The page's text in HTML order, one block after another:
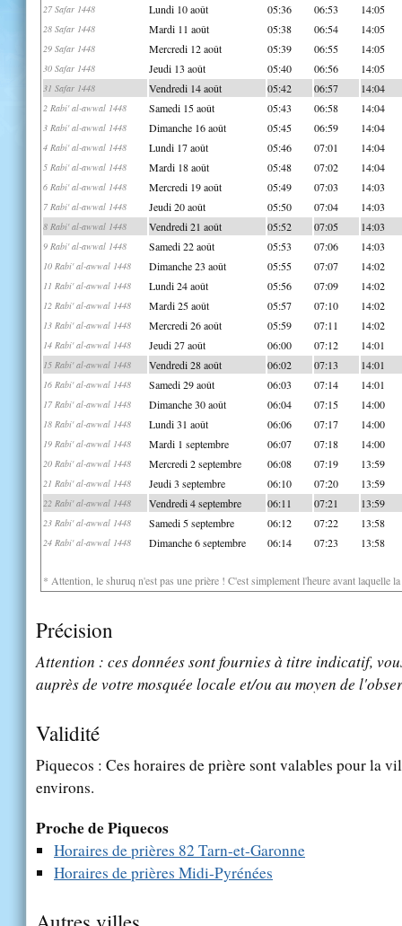
27 Safar 1448 Lundi 10 août 05:36 06:53 14:05
28 Safar 1448 Mardi 11 août 05:38 06:54 14:05
29 Safar 1448 Mercredi 12 août 05:39 06:55 14:05
30 Safar 1448 Jeudi 13 août 05:40 06:56 14:05
31 Safar 1448 Vendredi 14 août 05:42 06:57 14:04
2 Rabi' al-awwal 1448 Samedi 15 août 05:43 06:58 14:04
3 Rabi' al-awwal 1448 Dimanche 16 août 05:45 06:59 14:04
4 Rabi' al-awwal 1448 Lundi 17 août 05:46 07:01 14:04
5 Rabi' al-awwal 1448 Mardi 18 août 05:48 07:02 14:04
6 Rabi' al-awwal 1448 Mercredi 19 août 05:49 07:03 14:03
7 Rabi' al-awwal 1448 Jeudi 20 août 05:50 07:04 14:03
8 Rabi' al-awwal 1448 Vendredi 21 août 05:52 07:05 14:03
9 Rabi' al-awwal 1448 Samedi 22 août 05:53 07:06 14:03
10 Rabi' al-awwal 1448 Dimanche 23 août 05:55 07:07 14:02
11 Rabi' al-awwal 1448 Lundi 24 août 05:56 07:09 14:02
12 Rabi' al-awwal 1448 Mardi 25 août 05:57 07:10 14:02
13 Rabi' al-awwal 1448 Mercredi 26 août 05:59 07:11 14:02
14 Rabi' al-awwal 1448 Jeudi 27 août 06:00 07:12 14:01
15 Rabi' al-awwal 1448 Vendredi 28 août 06:02 07:13 14:01
16 Rabi' al-awwal 1448 Samedi 29 août 06:03 07:14 14:01
17 Rabi' al-awwal 1448 Dimanche 30 août 06:04 07:15 14:00
18 Rabi' al-awwal 1448 Lundi 31 août 06:06 07:17 14:00
19 Rabi' al-awwal 1448 Mardi 1 septembre 06:07 07:18 14:00
20 Rabi' al-awwal 1448 Mercredi 2 septembre 06:08 07:19 13:59
21 Rabi' al-awwal 1448 Jeudi 3 septembre 06:10 07:20 13:59
22 Rabi' al-awwal 1448 Vendredi 4 septembre 06:11 07:21 13:59
23 Rabi' al-awwal 1448 Samedi 5 septembre 06:12 07:22 13:58
24 Rabi' al-awwal 1448 Dimanche 6 septembre 06:14 07:23 13:58
* Attention, le shuruq n'est pas une prière ! C'est simplement l'heure avant laquelle
Précision
Attention : ces données sont fournies à titre indicatif,
auprès de votre mosquée locale et/ou au moyen de
Validité
Piquecos : Ces horaires de prière sont valables pour la
environs.
Proche de Piquecos
Horaires de prières 82 Tarn-et-Garonne
Horaires de prières Midi-Pyrénées